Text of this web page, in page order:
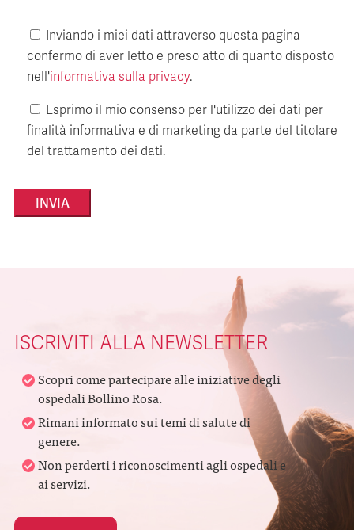
Inviando i miei dati attraverso questa pagina
confermo di aver letto e preso atto di quanto disposto
nell'informativa sulla privacy.
Esprimo il mio consenso per l'utilizzo dei dati per
finalità informativa e di marketing da parte del titolare
del trattamento dei dati.
ISCRIVITI ALLA NEWSLETTER
Scopri come partecipare alle iniziative degli
ospedali Bollino Rosa.
Rimani informato sui temi di salute di
genere.
Non perderti i riconoscimenti agli ospedali e
ai servizi.